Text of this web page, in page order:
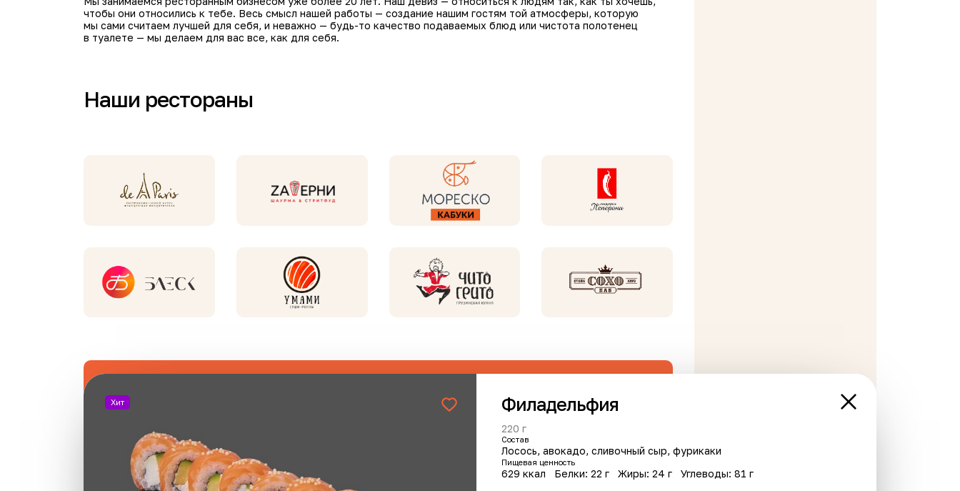
чтобы они относились к тебе. Весь смысл нашей работы — создание нашим гостям той атмосферы, которую
мы сами считаем лучшей для себя, и неважно — будь-то качество подаваемых блюд или чистота полотенец
в туалете — мы делаем для вас все, как для себя.
Наши рестораны
Новинки и хиты ресторанов
В корзине пусто
Хит Филадельфия
220 г
Cостав
Лосось, авокадо, сливочный сыр, фурикаки
Пищевая ценность
629 ккал Белки: 22 г Жиры: 24 г Углеводы: 81 г